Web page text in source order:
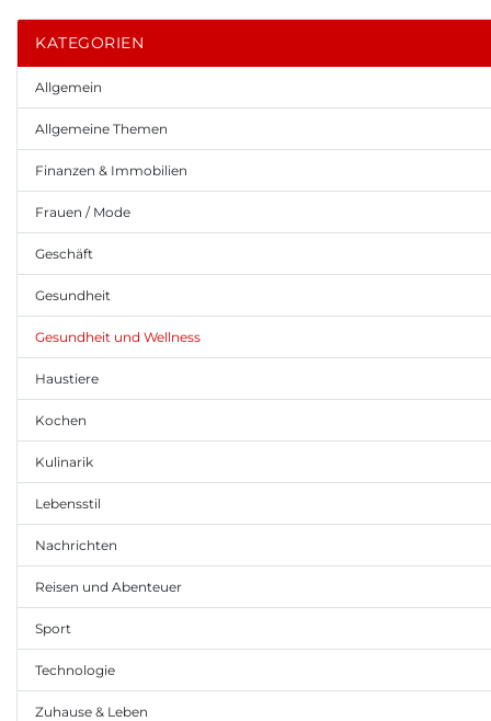
KATEGORIEN
Allgemein
Allgemeine Themen
Finanzen & Immobilien
Frauen / Mode
Geschäft
Gesundheit
Gesundheit und Wellness
Haustiere
Kochen
Kulinarik
Lebensstil
Nachrichten
Reisen und Abenteuer
Sport
Technologie
Zuhause & Leben